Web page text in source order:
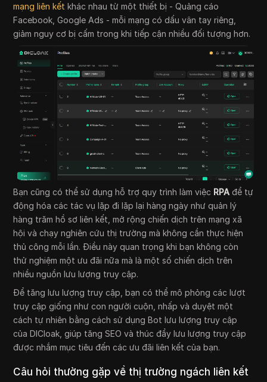
mạng liên kết khác nhau từ một thiết bị - Quảng cáo
Facebook, Google Ads - mỗi mạng có dấu vân tay riêng,
giảm nguy cơ bị cấm trong khi tiếp cận nhiều đối tượng hơn.
Bạn cũng có thể sử dụng hỗ trợ quy trình làm việc RPA để tự
động hóa các tác vụ lặp đi lặp lại hàng ngày như quản lý
hàng trăm hồ sơ liên kết, mở rộng chiến dịch trên mạng xã
hội và chạy nghiên cứu thị trường mà không cần thực hiện
thủ công mỗi lần. Điều này quan trọng khi bạn không còn
thử nghiệm một ưu đãi nữa mà là một số chiến dịch trên
nhiều nguồn lưu lượng truy cập.
Để tăng lưu lượng truy cập, bạn có thể mô phỏng các lượt
truy cập giống như con người cuộn, nhấp và duyệt một
cách tự nhiên bằng cách sử dụng Bot lưu lượng truy cập
của DICloak, giúp tăng SEO và thúc đẩy lưu lượng truy cập
được nhắm mục tiêu đến các ưu đãi liên kết của bạn.
Câu hỏi thường gặp về thị trường ngách liên kết